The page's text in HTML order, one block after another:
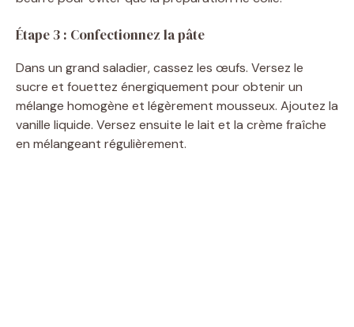
Étape 3 : Confectionnez la pâte
Dans un grand saladier, cassez les œufs. Versez le
sucre et fouettez énergiquement pour obtenir un
mélange homogène et légèrement mousseux. Ajoutez la
vanille liquide. Versez ensuite le lait et la crème fraîche
en mélangeant régulièrement.